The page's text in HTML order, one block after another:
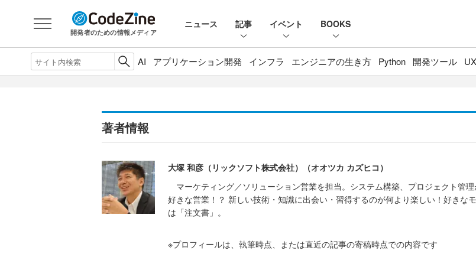
開発者のための情報メディア
ニュース 記事 イベント BOOKS
AI アプリケーション開発 インフラ エンジニアの生き方 Python 開発ツール
著者情報
大塚 和彦（リックソフト株式会社）（オオツカ カズヒコ）
マーケティング／ソリューション営業を担当。システム構築、プロジェクト管理
好きな営業！？ 新しい技術・知識に出会い・習得するのが何より楽しい！好きな
は「注文書」。
※プロフィールは、執筆時点、または直近の記事の寄稿時点での内容です